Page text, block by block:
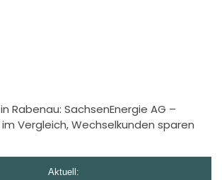
Rabenau: SachsenEnergie AG –
Vergleich, Wechselkunden sparen
Aktuell: